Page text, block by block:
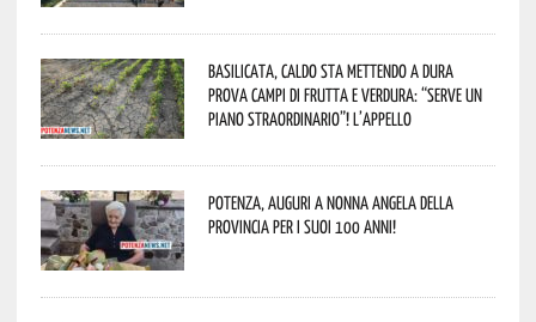
Basilicata, caldo sta mettendo a dura
prova campi di frutta e verdura: “Serve un
piano straordinario”! L’appello
Potenza, auguri a nonna Angela della
provincia per i suoi 100 anni!